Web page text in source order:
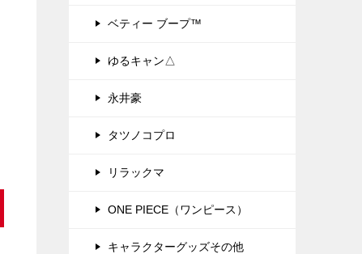
ベティー ブープ™
ゆるキャン△
永井豪
タツノコプロ
リラックマ
ONE PIECE（ワンピース）
キャラクターグッズその他